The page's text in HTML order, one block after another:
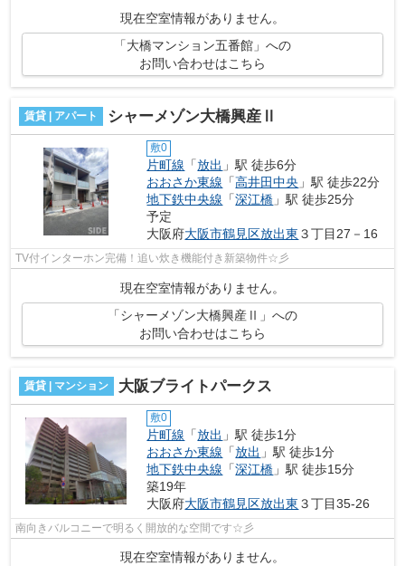
現在空室情報がありません。
「大橋マンション五番館」への
お問い合わせはこちら
賃貸 | アパート シャーメゾン大橋興産Ⅱ
敷0
片町線 「放出 」駅 徒歩6分
おおさか東線 「高井田中央 」駅 徒歩22分
地下鉄中央線 「深江橋 」駅 徒歩25分
予定
大阪府大阪市鶴見区放出東 ３丁目27－16
TV付インターホン完備！追い炊き機能付き新築物件☆彡
現在空室情報がありません。
「シャーメゾン大橋興産Ⅱ」への
お問い合わせはこちら
賃貸 | マンション 大阪ブライトパークス
敷0
片町線 「放出 」駅 徒歩1分
おおさか東線 「放出 」駅 徒歩1分
地下鉄中央線 「深江橋 」駅 徒歩15分
築19年
大阪府大阪市鶴見区放出東 ３丁目35-26
南向きバルコニーで明るく開放的な空間です☆彡
現在空室情報がありません。